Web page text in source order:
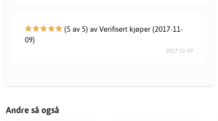
(5 av 5) av Verifisert kjøper (2017-11-
09)
2017-11-09
Andre så også